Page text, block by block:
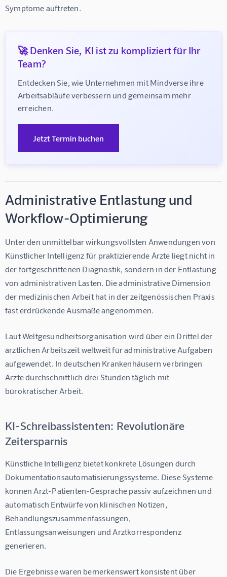
Symptome auftreten.
🚀 Denken Sie, KI ist zu kompliziert für Ihr
Team?
Entdecken Sie, wie Unternehmen mit Mindverse ihre
Arbeitsabläufe verbessern und gemeinsam mehr
erreichen.
Jetzt Termin buchen
Administrative Entlastung und
Workflow-Optimierung
Unter den unmittelbar wirkungsvollsten Anwendungen von
Künstlicher Intelligenz für praktizierende Ärzte liegt nicht in
der fortgeschrittenen Diagnostik, sondern in der Entlastung
von administrativen Lasten. Die administrative Dimension
der medizinischen Arbeit hat in der zeitgenössischen Praxis
fast erdrückende Ausmaße angenommen.
Laut Weltgesundheitsorganisation wird über ein Drittel der
ärztlichen Arbeitszeit weltweit für administrative Aufgaben
aufgewendet. In deutschen Krankenhäusern verbringen
Ärzte durchschnittlich drei Stunden täglich mit
bürokratischer Arbeit.
KI-Schreibassistenten: Revolutionäre
Zeitersparnis
Künstliche Intelligenz bietet konkrete Lösungen durch
Dokumentationsautomatisierungssysteme. Diese Systeme
können Arzt-Patienten-Gespräche passiv aufzeichnen und
automatisch Entwürfe von klinischen Notizen,
Behandlungszusammenfassungen,
Entlassungsanweisungen und Arztkorrespondenz
generieren.
Die Ergebnisse waren bemerkenswert konsistent über